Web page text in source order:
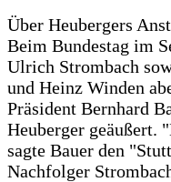
Über Heubergers
Beim Bundestag im
Ulrich Strombach
und Heinz Winden
Präsident Bernhard
Heuberger geäußert.
sagte Bauer den
Nachfolger